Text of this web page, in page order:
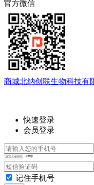
官方微信
商城北纳创联生物科技有
快速登录
会员登录
记住手机号